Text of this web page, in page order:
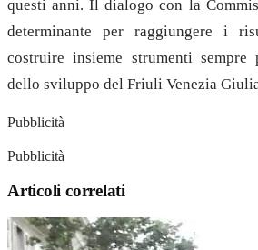
questi anni. Il dialogo con la
determinante per raggiungere i
costruire insieme strumenti
dello sviluppo del Friuli Venezia
Pubblicità
Pubblicità
Articoli correlati